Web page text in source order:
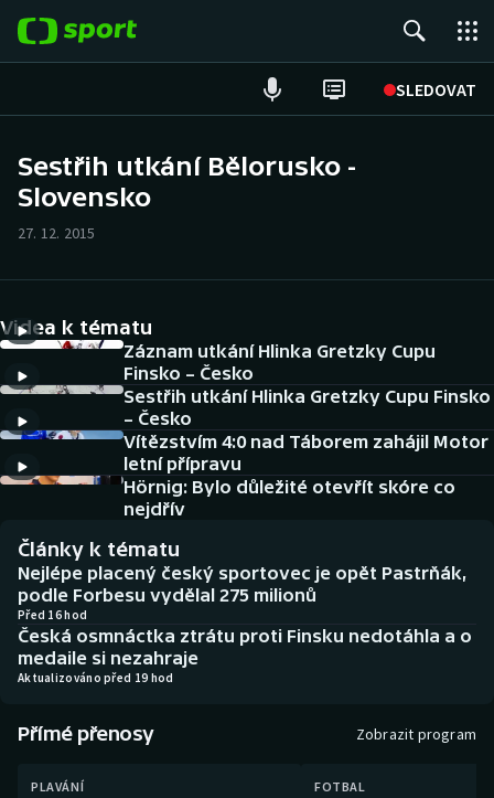
SLEDOVAT
Hokej
Cyklistika
DALŠÍ SPORTY
Americký fotbal
Baseball a softbal
Basketbal
Biatlon
Boby a skeleton
Box
Curling
NEPŘEHLÉDNĚTE
Historické návraty
Aplikace ČT sport
AZ kvíz
Sestřih utkání Bělorusko -
Slovensko
27. 12. 2015
Videa k tématu
Záznam utkání Hlinka Gretzky Cupu
Finsko – Česko
Sestřih utkání Hlinka Gretzky Cupu Finsko
– Česko
Vítězstvím 4:0 nad Táborem zahájil Motor
letní přípravu
Hörnig: Bylo důležité otevřít skóre co
nejdřív
Články k tématu
Nejlépe placený český sportovec je opět Pastrňák,
podle Forbesu vydělal 275 milionů
Před 16 hod
Česká osmnáctka ztrátu proti Finsku nedotáhla a o
medaile si nezahraje
Aktualizováno před 19 hod
Přímé přenosy Zobrazit program
PLAVÁNÍ FOTBAL